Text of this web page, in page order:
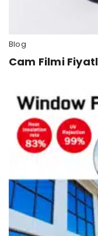
Blog
Cam Filmi